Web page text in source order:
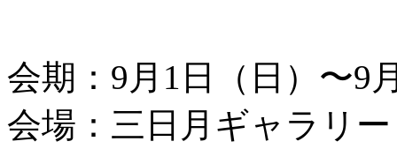
会期：9月1日（日）〜9
会場：三日月ギャラリ